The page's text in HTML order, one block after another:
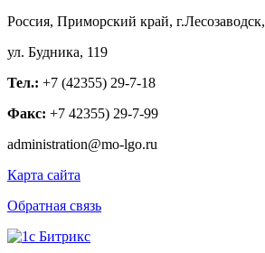
Россия, Приморский край, г.Лесозаводск,
ул. Будника, 119
Тел.: +7 (42355) 29-7-18
Факс: +7 42355) 29-7-99
administration@mo-lgo.ru
Карта сайта
Обратная связь